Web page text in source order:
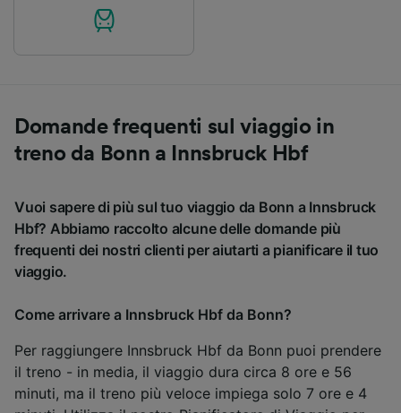
Domande frequenti sul viaggio in
treno da Bonn a Innsbruck Hbf
Vuoi sapere di più sul tuo viaggio da Bonn a Innsbruck
Hbf? Abbiamo raccolto alcune delle domande più
frequenti dei nostri clienti per aiutarti a pianificare il tuo
viaggio.
Come arrivare a Innsbruck Hbf da Bonn?
Per raggiungere Innsbruck Hbf da Bonn puoi prendere
il treno - in media, il viaggio dura circa 8 ore e 56
minuti, ma il treno più veloce impiega solo 7 ore e 4